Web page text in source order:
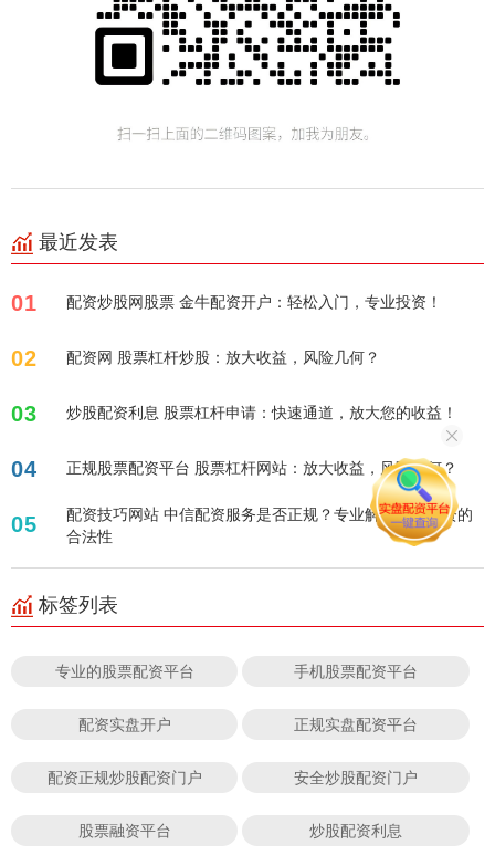
最近发表
01 配资炒股网股票 金牛配资开户：轻松入门，专业投资！
02 配资网 股票杠杆炒股：放大收益，风险几何？
03 炒股配资利息 股票杠杆申请：快速通道，放大您的收益！
04 正规股票配资平台 股票杠杆网站：放大收益，风险几何？
05
配资技巧网站 中信配资服务是否正规？专业解读中信配资的
合法性
标签列表
专业的股票配资平台 手机股票配资平台
配资实盘开户 正规实盘配资平台
配资正规炒股配资门户 安全炒股配资门户
股票融资平台 炒股配资利息